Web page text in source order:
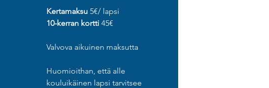
Kertamaksu5€/ lapsi
10-kerran kortti 45€
Valvova aikuinen maksutta
Huomioithan, että alle
kouluikäinen lapsi tarvitsee